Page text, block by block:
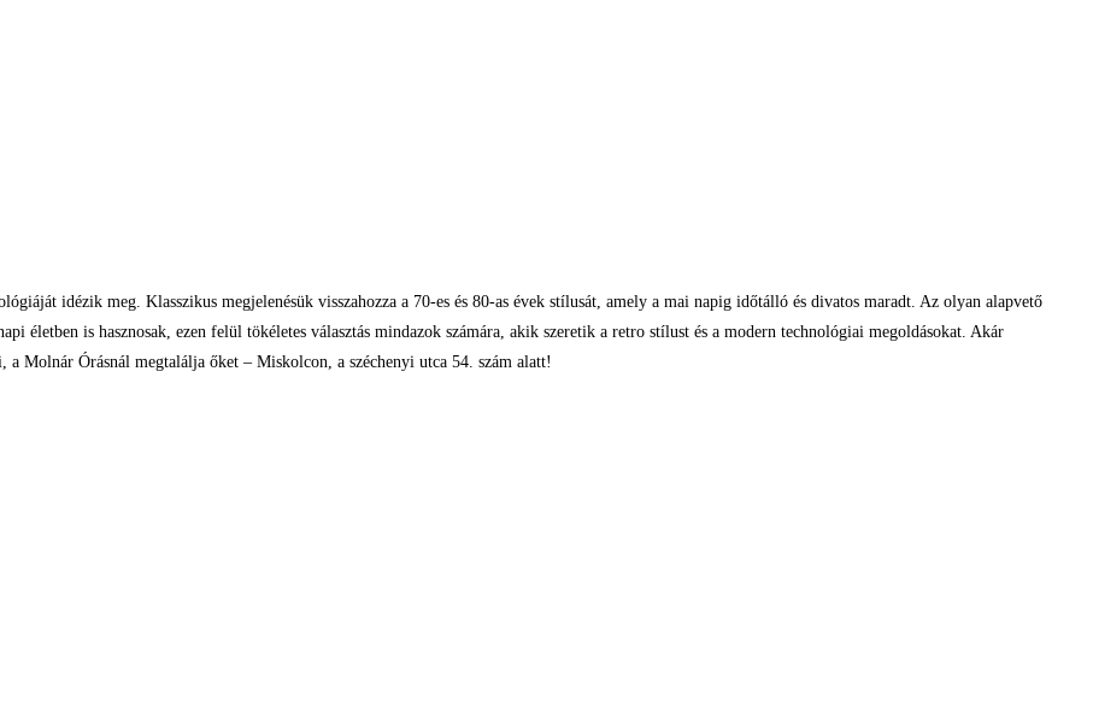
idézik meg. Klasszikus megjelenésük visszahozza a 70-es és 80-as évek stílusát, amely a mai napig időtálló és divatos maradt. Az olyan alapvető
életben is hasznosak, ezen felül tökéletes választás mindazok számára, akik szeretik a retro stílust és a modern technológiai megoldásokat. Akár
Molnár Órásnál megtalálja őket – Miskolcon, a széchenyi utca 54. szám alatt!